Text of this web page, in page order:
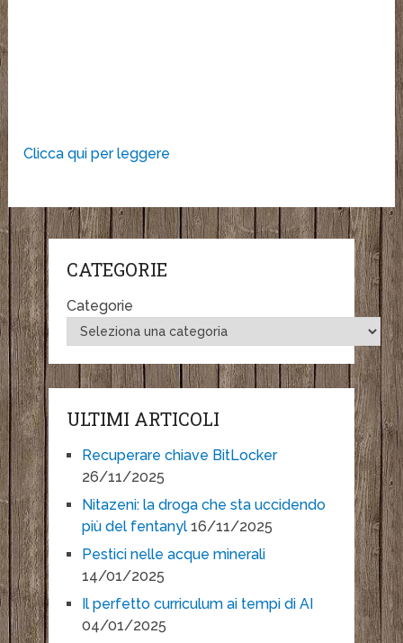
Clicca qui per leggere
CATEGORIE
Categorie
ULTIMI ARTICOLI
Recuperare chiave BitLocker
26/11/2025
Nitazeni: la droga che sta uccidendo
più del fentanyl 16/11/2025
Pestici nelle acque minerali
14/01/2025
Il perfetto curriculum ai tempi di AI
04/01/2025